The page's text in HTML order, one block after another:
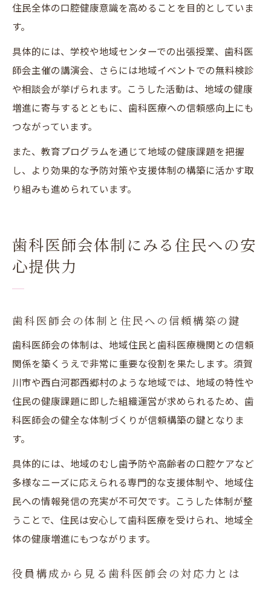
住民全体の口腔健康意識を高めることを目的としていま
す。
具体的には、学校や地域センターでの出張授業、歯科医
師会主催の講演会、さらには地域イベントでの無料検診
や相談会が挙げられます。こうした活動は、地域の健康
増進に寄与するとともに、歯科医療への信頼感向上にも
つながっています。
また、教育プログラムを通じて地域の健康課題を把握
し、より効果的な予防対策や支援体制の構築に活かす取
り組みも進められています。
歯科医師会体制にみる住民への安
心提供力
歯科医師会の体制と住民への信頼構築の鍵
歯科医師会の体制は、地域住民と歯科医療機関との信頼
関係を築くうえで非常に重要な役割を果たします。須賀
川市や西白河郡西郷村のような地域では、地域の特性や
住民の健康課題に即した組織運営が求められるため、歯
科医師会の健全な体制づくりが信頼構築の鍵となりま
す。
具体的には、地域のむし歯予防や高齢者の口腔ケアなど
多様なニーズに応えられる専門的な支援体制や、地域住
民への情報発信の充実が不可欠です。こうした体制が整
うことで、住民は安心して歯科医療を受けられ、地域全
体の健康増進にもつながります。
役員構成から見る歯科医師会の対応力とは